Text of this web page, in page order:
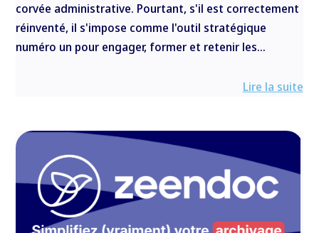
corvée administrative. Pourtant, s'il est correctement
réinventé, il s'impose comme l'outil stratégique
numéro un pour engager, former et retenir les...
Lire la suite